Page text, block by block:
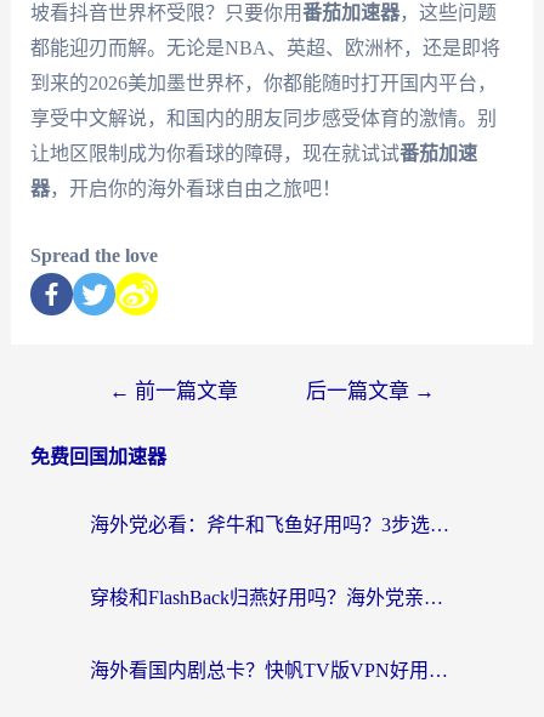
坡看抖音世界杯受限？只要你用番茄加速器，这些问题
都能迎刃而解。无论是NBA、英超、欧洲杯，还是即将
到来的2026美加墨世界杯，你都能随时打开国内平台，
享受中文解说，和国内的朋友同步感受体育的激情。别
让地区限制成为你看球的障碍，现在就试试番茄加速
器，开启你的海外看球自由之旅吧！
Spread the love
← 前一篇文章 后一篇文章 →
免费回国加速器
海外党必看：斧牛和飞鱼好用吗？3步选对回国加速器，无缝刷剧玩国服
穿梭和FlashBack归燕好用吗？海外党亲测3款热门回国加速器，教你选对不踩坑
海外看国内剧总卡？快帆TV版VPN好用吗？和快滚VPN对比哪个回国效果更好？